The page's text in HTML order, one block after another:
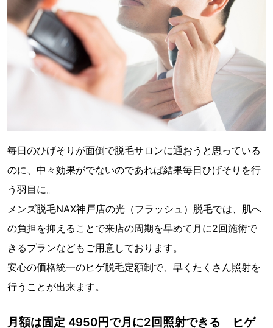
毎日のひげそりが面倒で脱毛サロンに通おうと思っている
のに、中々効果がでないのであれば結果毎日ひげそりを行
う羽目に。
メンズ脱毛NAX神戸店の光（フラッシュ）脱毛では、肌へ
の負担を抑えることで来店の周期を早めて月に2回施術で
きるプランなどもご用意しております。
安心の価格統一のヒゲ脱毛定額制で、早くたくさん照射を
行うことが出来ます。
月額は固定 4950円で月に2回照射できる ヒゲ